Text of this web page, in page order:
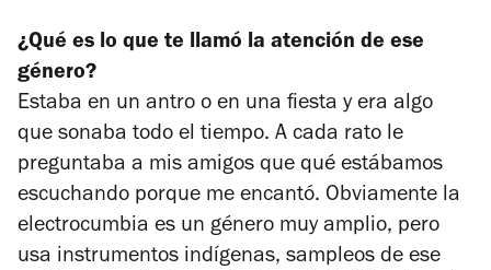
¿Qué es lo que te llamó la atención de ese
género?
Estaba en un antro o en una fiesta y era algo
que sonaba todo el tiempo. A cada rato le
preguntaba a mis amigos que qué estábamos
escuchando porque me encantó. Obviamente la
electrocumbia es un género muy amplio, pero
usa instrumentos indígenas, sampleos de ese